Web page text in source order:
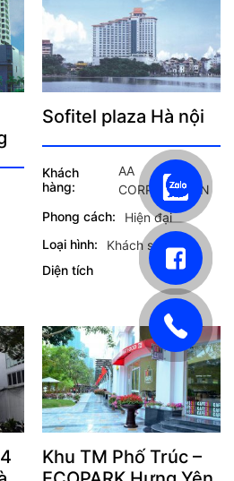
Sofitel plaza Hà nội
Khách
hàng:
AA
CORPORATION
Phong cách:
Hiện đại
Loại hình:
Khách sạn
Diện tích
Khu TM Phố Trúc –